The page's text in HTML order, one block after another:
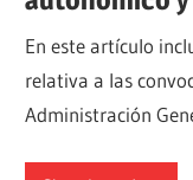
En este artículo
relativa a las
Administración